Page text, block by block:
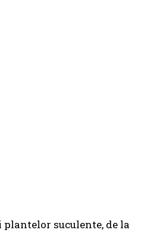
suculente, de la